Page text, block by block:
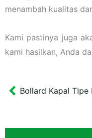
menambah kualitas
Kami pastinya juga
kami hasilkan, Anda
Prev
Bollard Kapal